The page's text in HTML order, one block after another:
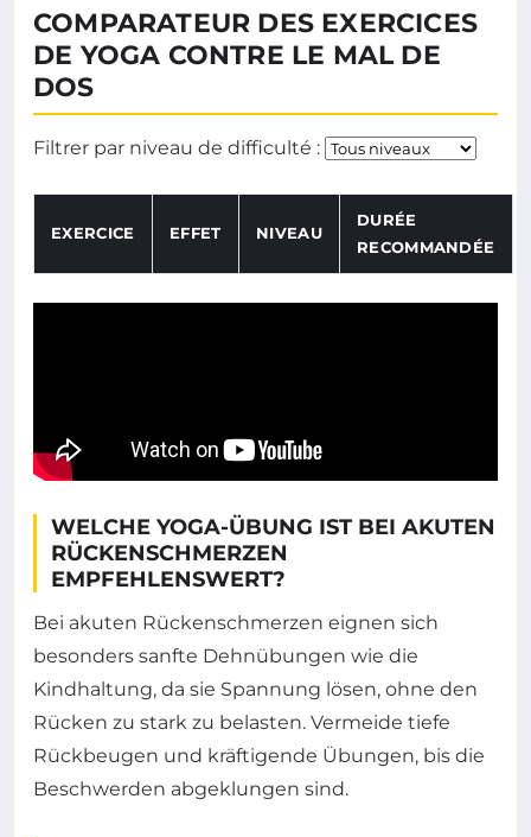
COMPARATEUR DES EXERCICES
DE YOGA CONTRE LE MAL DE
DOS
Filtrer par niveau de difficulté :
EXERCICE EFFET NIVEAU
DURÉE
RECOMMANDÉE
WELCHE YOGA-ÜBUNG IST BEI AKUTEN
RÜCKENSCHMERZEN
EMPFEHLENSWERT?
Bei akuten Rückenschmerzen eignen sich
besonders sanfte Dehnübungen wie die
Kindhaltung, da sie Spannung lösen, ohne den
Rücken zu stark zu belasten. Vermeide tiefe
Rückbeugen und kräftigende Übungen, bis die
Beschwerden abgeklungen sind.